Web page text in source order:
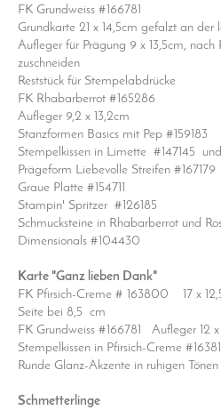
FK Grundweiss #166781
Grundkarte 21 x 14,5cm gefalzt an der
Aufleger für Prägung 9 x 13,5cm, nach
zuschneiden
Reststück für Stempelabdrücke
FK Rhabarberrot #165286
Aufleger 9,2 x 13,2cm
Stanzformen Basics mit Pep #159183
Stempelkissen in Limette #147145
Prägeform Liebevolle Streifen #167179
Graue Platte #154711
Stampin' Spritzer #126185
Schmucksteine in Rhabarberrot und
Dimensionals #104430
Karte "Ganz lieben Dank"
FK Pfirsich-Creme # 163800 17 x
Seite bei 8,5 cm
FK Grundweiss #166781 Aufleger 12
Stempelkissen in Pfirsich-Creme
Runde Glanz-Akzente in ruhigen
Schmetterlinge